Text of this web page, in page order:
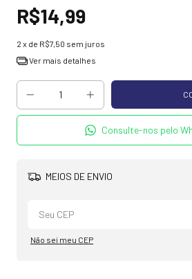
R$14,99
2 x de R$7,50 sem juros
Ver mais detalhes
Consulte-nos pelo
MEIOS DE ENVIO
Não sei meu CEP